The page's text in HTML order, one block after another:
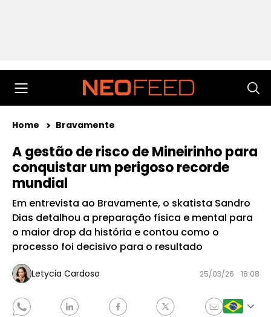
Home Bravamente
A gestão de risco de Mineirinho para
conquistar um perigoso recorde
mundial
Em entrevista ao Bravamente, o skatista Sandro
Dias detalhou a preparação física e mental para
o maior drop da história e contou como o
processo foi decisivo para o resultado
Letycia Cardoso 25/03/26 18:08